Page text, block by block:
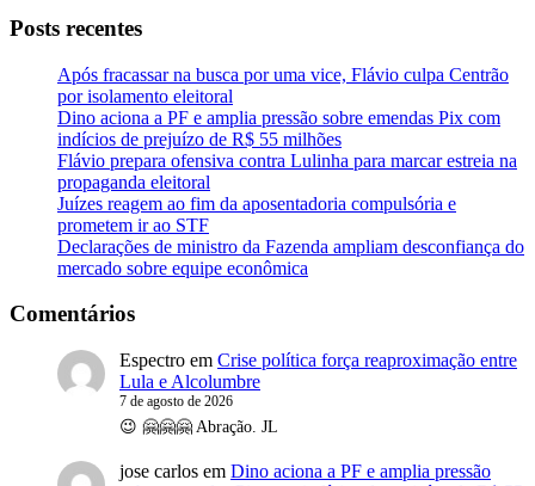
Posts recentes
Após fracassar na busca por uma vice, Flávio culpa Centrão
por isolamento eleitoral
Dino aciona a PF e amplia pressão sobre emendas Pix com
indícios de prejuízo de R$ 55 milhões
Flávio prepara ofensiva contra Lulinha para marcar estreia na
propaganda eleitoral
Juízes reagem ao fim da aposentadoria compulsória e
prometem ir ao STF
Declarações de ministro da Fazenda ampliam desconfiança do
mercado sobre equipe econômica
Comentários
Espectro em Crise política força reaproximação entre
Lula e Alcolumbre
7 de agosto de 2026
😉 🤗🤗🤗 Abração. JL
jose carlos em Dino aciona a PF e amplia pressão